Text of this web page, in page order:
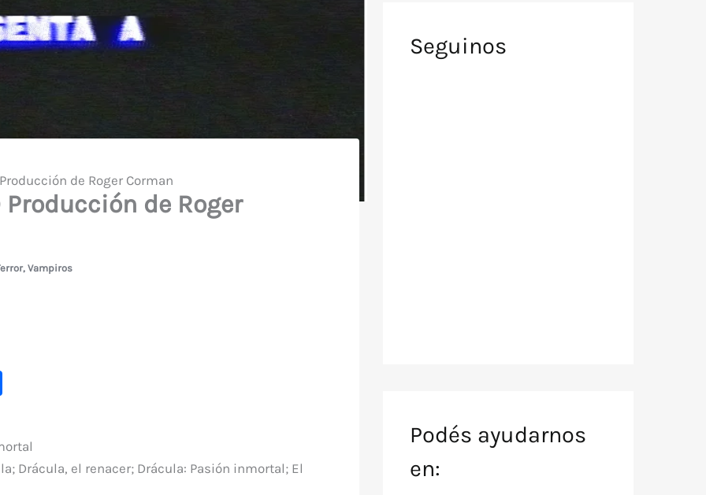
de Roger Corman
de Roger
, Vampiros
C
p
ar
Drácula, el renacer; Drácula: Pasión inmortal; El
Seguinos
Podés ayudarnos
en: